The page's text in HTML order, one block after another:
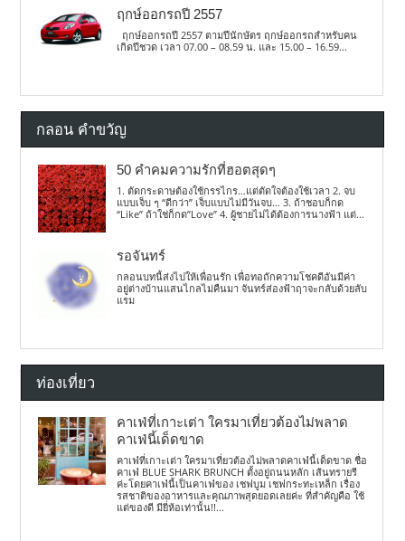
ฤกษ์ออกรถปี 2557
ฤกษ์ออกรถปี 2557 ตามปีนักษัตร ฤกษ์ออกรถสำหรับคน
เกิดปีชวด เวลา 07.00 – 08.59 น. และ 15.00 – 16.59...
กลอน คำขวัญ
50 คำคมความรักที่ฮอตสุดๆ
1. ตัดกระดาษต้องใช้กรรไกร…แต่ตัดใจต้องใช้เวลา 2. จบ
แบบเจ็บ ๆ “ดีกว่า” เจ็บแบบไม่มีวันจบ… 3. ถ้าชอบก็กด
“Like” ถ้าใช่ก็กด”Love” 4. ผู้ชายไม่ได้ต้องการนางฟ้า แต่...
รอจันทร์
กลอนบทนี้ส่งไปให้เพื่อนรัก เพื่อทอถักความโชคดีอันมีค่า
อยู่ต่างบ้านแสนไกลไม่คืนมา จันทร์ส่องฟ้าฤาจะกลับด้วยลับ
แรม
ท่องเที่ยว
คาเฟ่ที่เกาะเต่า ใครมาเที่ยวต้องไม่พลาด
คาเฟ่นี้เด็ดขาด
คาเฟ่ที่เกาะเต่า ใครมาเที่ยวต้องไม่พลาดคาเฟ่นี้เด็ดขาด ชื่อ
คาเฟ่ BLUE SHARK BRUNCH ตั้งอยู่ถนนหลัก เส้นทรายรี
ค่ะโดยคาเฟ่นี้เป็นคาเฟ่ของ เชฟบูม เชฟกระทะเหล็ก เรื่อง
รสชาติของอาหารและคุณภาพสุดยอดเลยค่ะ ที่สำคัญคือ ใช้
แต่ของดี มียี่ห้อเท่านั้น!!...